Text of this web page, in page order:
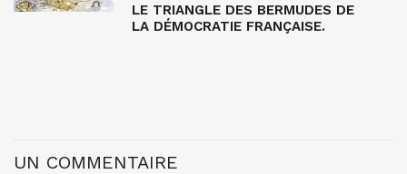
LE TRIANGLE DES BERMUDES DE
LA DÉMOCRATIE FRANÇAISE.
UN COMMENTAIRE